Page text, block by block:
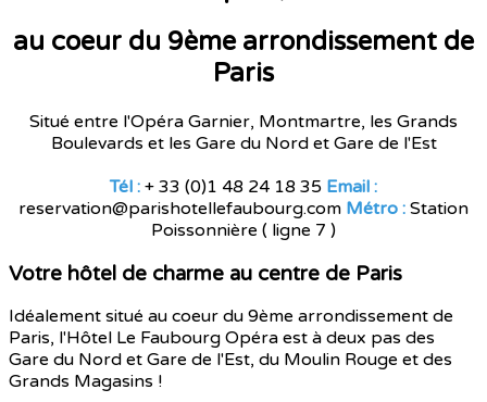
au coeur du 9ème arrondissement de
Paris
Situé entre l'Opéra Garnier, Montmartre, les Grands
Boulevards et les Gare du Nord et Gare de l'Est
Tél : + 33 (0)1 48 24 18 35 Email :
reservation@parishotellefaubourg.com Métro : Station
Poissonnière ( ligne 7 )
Votre hôtel de charme au centre de Paris
Idéalement situé au coeur du 9ème arrondissement de
Paris, l'Hôtel Le Faubourg Opéra est à deux pas des
Gare du Nord et Gare de l'Est, du Moulin Rouge et des
Grands Magasins !